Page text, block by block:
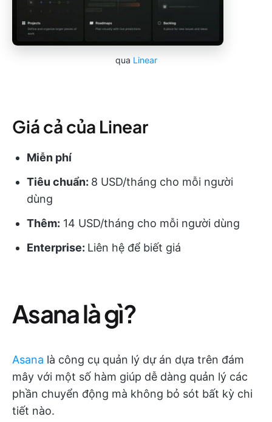
qua Linear
Giá cả của Linear
Miễn phí
Tiêu chuẩn: 8 USD/tháng cho mỗi người
dùng
Thêm: 14 USD/tháng cho mỗi người dùng
Enterprise: Liên hệ để biết giá
Asana là gì?
Asana là công cụ quản lý dự án dựa trên đám
mây với một số hàm giúp dễ dàng quản lý các
phần chuyển động mà không bỏ sót bất kỳ chi
tiết nào.